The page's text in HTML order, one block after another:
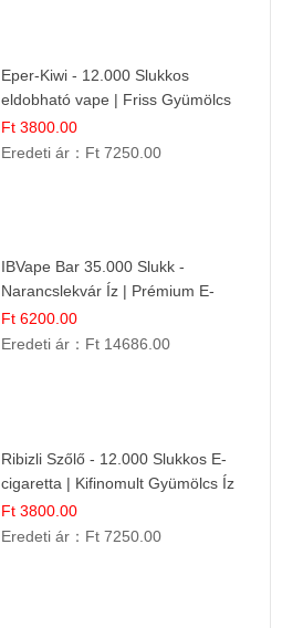
Eper-Kiwi - 12.000 Slukkos
eldobható vape | Friss Gyümölcs
Kombináció
Ft 3800.00
Eredeti ár： Ft 7250.00
IBVape Bar 35.000 Slukk -
Narancslekvár Íz | Prémium E-
cigaretta
Ft 6200.00
Eredeti ár： Ft 14686.00
Ribizli Szőlő - 12.000 Slukkos E-
cigaretta | Kifinomult Gyümölcs Íz
Ft 3800.00
Eredeti ár： Ft 7250.00